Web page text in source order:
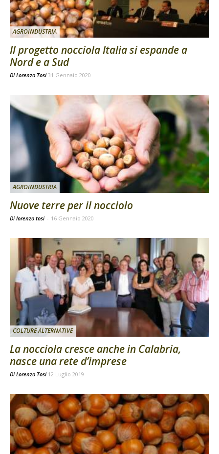
AGROINDUSTRIA
Il progetto nocciola Italia si espande a
Nord e a Sud
Di Lorenzo Tosi 31 Gennaio 2020
AGROINDUSTRIA
Nuove terre per il nocciolo
Di lorenzo tosi - 16 Gennaio 2020
COLTURE ALTERNATIVE
La nocciola cresce anche in Calabria,
nasce una rete d’imprese
Di Lorenzo Tosi 12 Luglio 2019